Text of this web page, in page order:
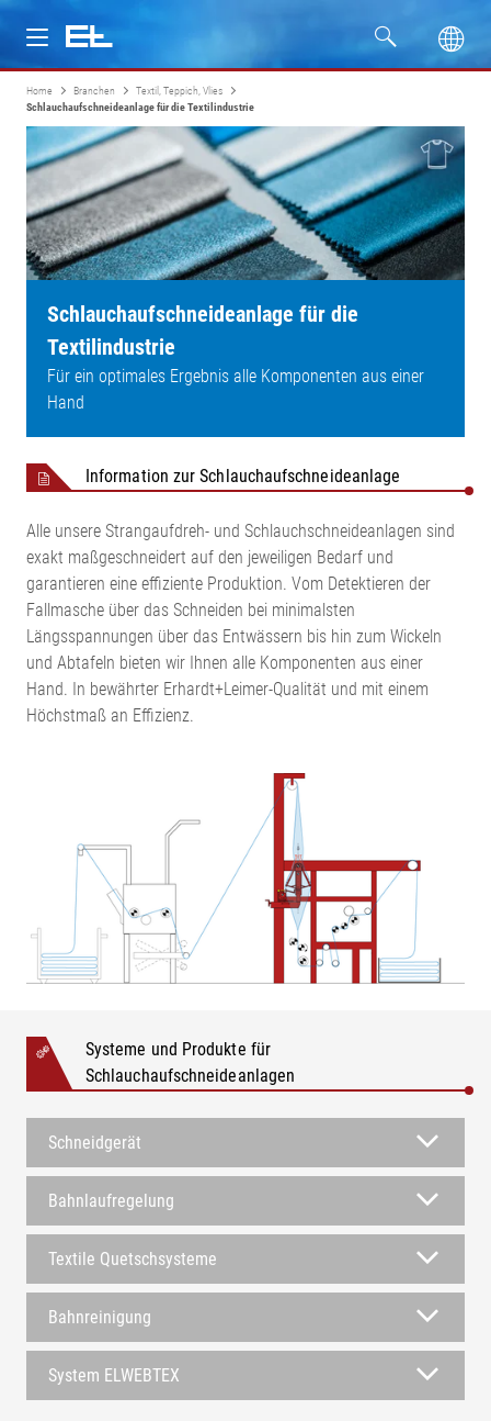
Produkte
Branchen
Service
Unternehmen
Home Branchen
Textil, Teppich, Vlies
Schlauchaufschneideanlage für die Textilindustrie
Schlauchaufschneideanlage für die
Textilindustrie
Für ein optimales Ergebnis alle Komponenten aus einer
Hand
Information zur Schlauchaufschneideanlage
Alle unsere Strangaufdreh- und Schlauchschneideanlagen sind
exakt maßgeschneidert auf den jeweiligen Bedarf und
garantieren eine effiziente Produktion. Vom Detektieren der
Fallmasche über das Schneiden bei minimalsten
Längsspannungen über das Entwässern bis hin zum Wickeln
und Abtafeln bieten wir Ihnen alle Komponenten aus einer
Hand. In bewährter Erhardt+Leimer-Qualität und mit einem
Höchstmaß an Effizienz.
Systeme und Produkte für
Schlauchaufschneideanlagen
Schneidgerät
Bahnlaufregelung
Textile Quetschsysteme
Bahnreinigung
System ELWEBTEX